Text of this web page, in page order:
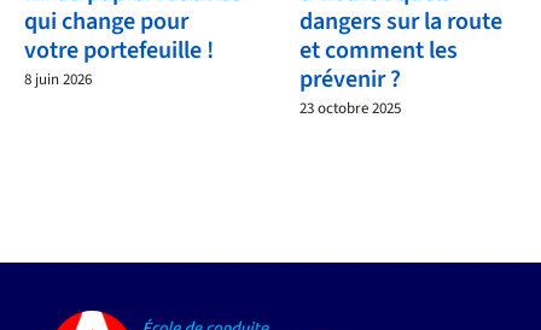
qui change pour
votre portefeuille !
8 juin 2026
dangers sur la route
et comment les
prévenir ?
23 octobre 2025